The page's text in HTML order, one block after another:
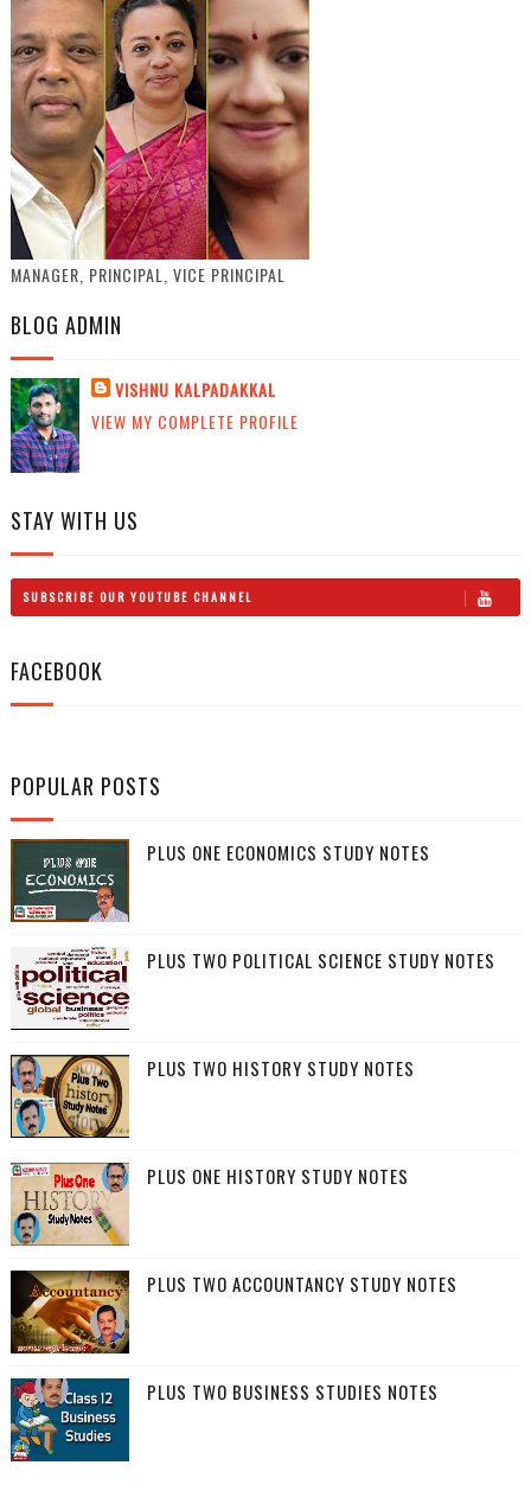
MANAGER, PRINCIPAL, VICE PRINCIPAL
BLOG ADMIN
VISHNU KALPADAKKAL
VIEW MY COMPLETE PROFILE
STAY WITH US
SUBSCRIBE OUR YOUTUBE CHANNEL
FACEBOOK
POPULAR POSTS
PLUS ONE ECONOMICS STUDY NOTES
PLUS TWO POLITICAL SCIENCE STUDY NOTES
PLUS TWO HISTORY STUDY NOTES
PLUS ONE HISTORY STUDY NOTES
PLUS TWO ACCOUNTANCY STUDY NOTES
PLUS TWO BUSINESS STUDIES NOTES